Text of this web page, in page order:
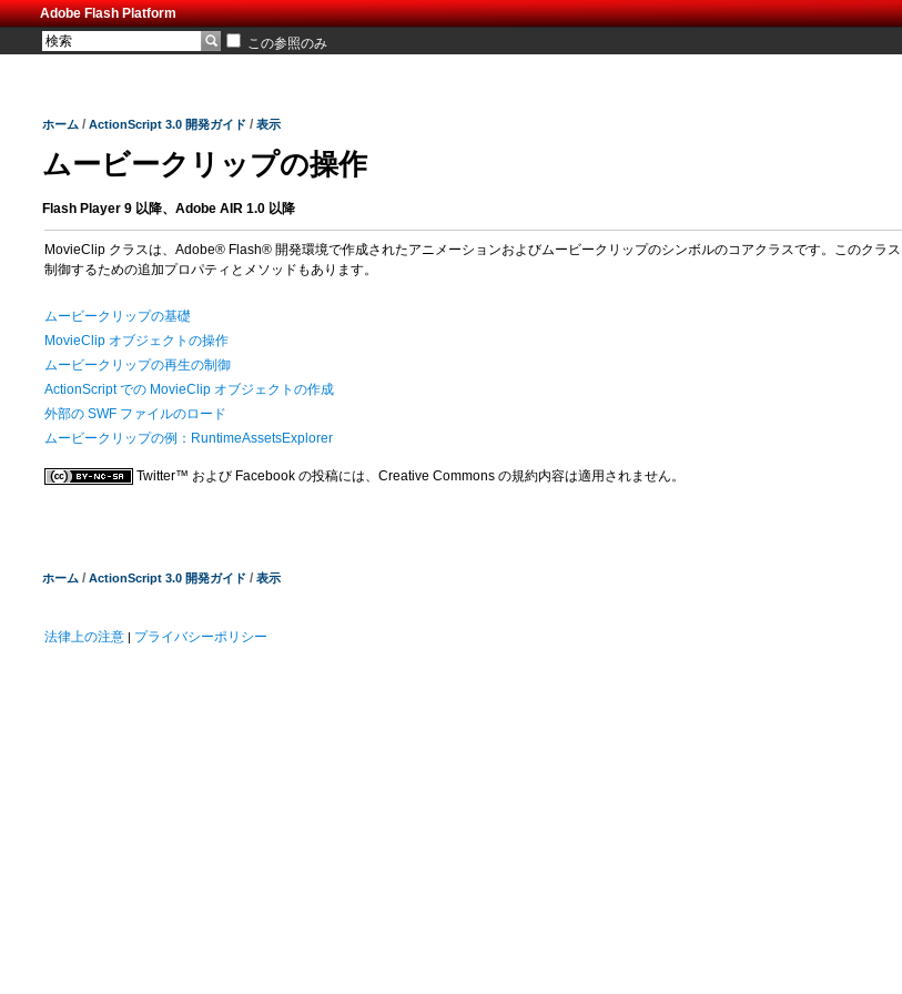
Adobe Flash Platform
この参照のみ
ホーム / ActionScript 3.0 開発ガイド / 表示
ムービークリップの操作
Flash Player 9 以降、Adobe AIR 1.0 以降
MovieClip クラスは、Adobe® Flash® 開発環境で作成されたアニメーションおよびムービークリップのシンボルのコアクラスです。このクラ
制御するための追加プロパティとメソッドもあります。
ムービークリップの基礎
MovieClip オブジェクトの操作
ムービークリップの再生の制御
ActionScript での MovieClip オブジェクトの作成
外部の SWF ファイルのロード
ムービークリップの例：RuntimeAssetsExplorer
Twitter™ および Facebook の投稿には、Creative Commons の規約内容は適用されません。
ホーム / ActionScript 3.0 開発ガイド / 表示
法律上の注意 | プライバシーポリシー